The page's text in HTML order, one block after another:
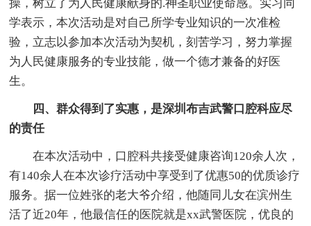
操，树立了为人民健康献身的.神圣职业使命感。实习同
学表示，本次活动是对自己所学专业知识的一次准检
验，立志以参加本次活动为契机，刻苦学习，努力掌握
为人民健康服务的专业技能，做一个德才兼备的好医
生。
四、群众得到了实惠，是深圳布吉武警口腔科应尽
的责任
在本次活动中，口腔科共接受健康咨询120余人次，
有140余人在本次诊疗活动中享受到了优惠50的优质诊疗
服务。据一位姓张的老大爷介绍，他随同儿女在滨州生
活了近20年，他最信任的医院就是xx武警医院，优良的